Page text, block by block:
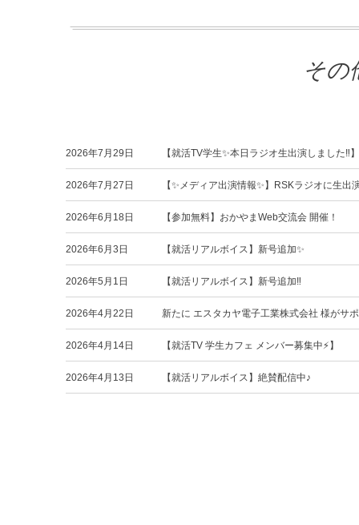
その
2026年7月29日 【就活TV学生✨本日ラジオ生出演しました‼️】
2026年7月27日 【✨メディア出演情報✨】RSKラジオに生出
2026年6月18日 【参加無料】おかやまWeb交流会 開催！
2026年6月3日 【就活リアルボイス】新号追加✨
2026年5月1日 【就活リアルボイス】新号追加‼️
2026年4月22日 新たに エスタカヤ電子工業株式会社 様がサ
2026年4月14日 【就活TV 学生カフェ メンバー募集中⚡️】
2026年4月13日 【就活リアルボイス】絶賛配信中♪